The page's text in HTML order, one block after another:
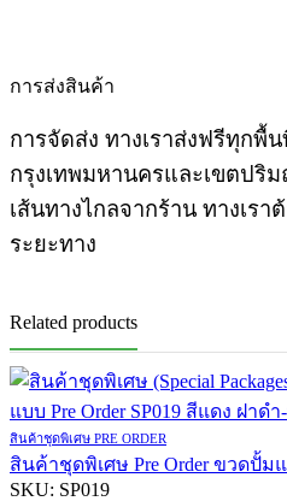
การส่งสินค้า
การจัดส่ง ทางเราส่งฟรีทุกพื้
กรุงเทพมหานครและเขตป
เส้นทางไกลจากร้าน ทางเร
ระยะทาง
Related products
สินค้าชุดพิเศษ PRE ORDER
สินค้าชุดพิเศษ Pre Order ขวดปั้ม
SKU: SP019